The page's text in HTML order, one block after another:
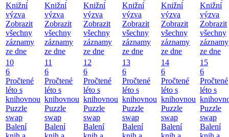
Knižní
výzva
Zobrazit
všechny
záznamy
ze dne
Knižní
výzva
Zobrazit
všechny
záznamy
ze dne
Knižní
výzva
Zobrazit
všechny
záznamy
ze dne
Knižní
výzva
Zobrazit
všechny
záznamy
ze dne
Knižní
výzva
Zobrazit
všechny
záznamy
ze dne
Knižní
výzva
Zobrazit
všechny
záznamy
ze dne
10
6
Pročtené
léto s
knihovnou
Puzzle
swap
Balení
11
6
Pročtené
léto s
knihovnou
Puzzle
swap
Balení
12
6
Pročtené
léto s
knihovnou
Puzzle
swap
Balení
13
6
Pročtené
léto s
knihovnou
Puzzle
swap
Balení
14
6
Pročtené
léto s
knihovnou
Puzzle
swap
Balení
15
6
Pročtené
léto s
Puzzle
swap
Balení